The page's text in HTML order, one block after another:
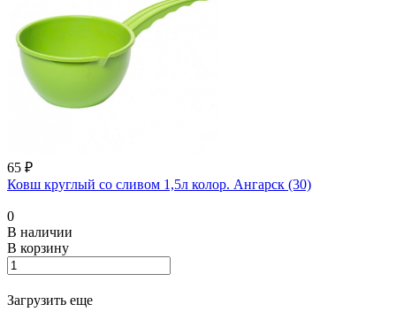
65 ₽
Ковш круглый со сливом 1,5л колор. Ангарск (30)
0
В наличии
В корзину
Загрузить еще